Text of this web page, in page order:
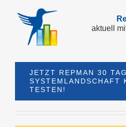
aktuell
JETZT REPMAN 30
SYSTEMLANDSCHAFT
TESTEN!